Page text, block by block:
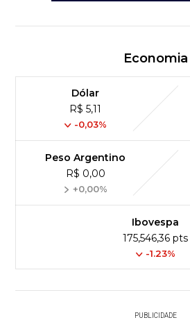
Economia
Dólar
R$ 5,11
-0,03%
Peso Argentino
R$ 0,00
+0,00%
Ibovespa
175,546,36 pts
-1.23%
PUBLICIDADE